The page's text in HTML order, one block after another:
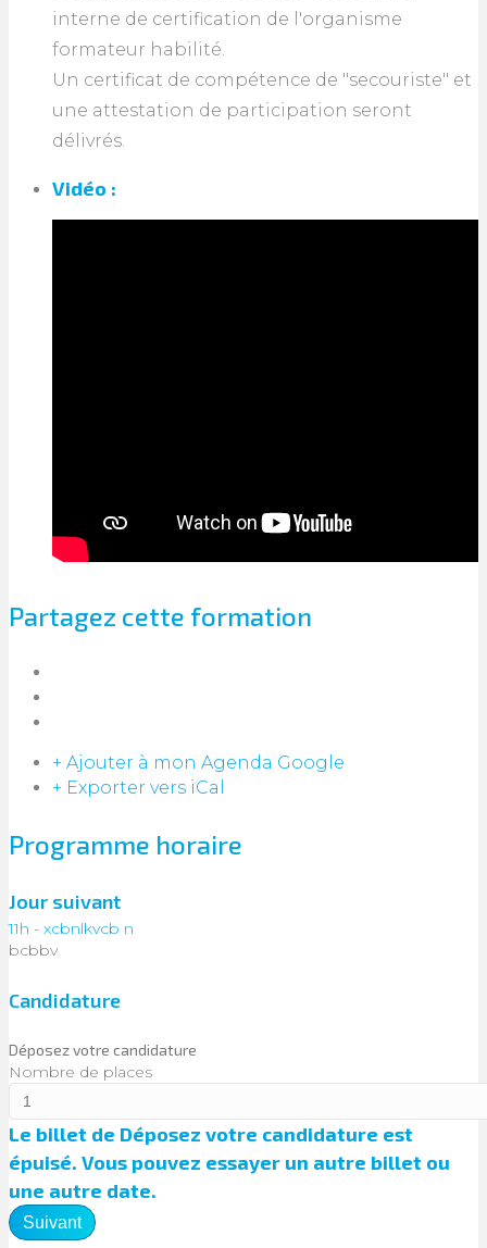
interne de certification de l'organisme
formateur habilité.
Un certificat de compétence de "secouriste" et
une attestation de participation seront
délivrés.
Vidéo :
Partagez cette formation
+ Ajouter à mon Agenda Google
+ Exporter vers iCal
Programme horaire
Jour suivant
11h - xcbnlkvcb n
bcbbv
Candidature
Déposez votre candidature
Nombre de places
Le billet de Déposez votre candidature est
épuisé. Vous pouvez essayer un autre billet ou
une autre date.
Suivant